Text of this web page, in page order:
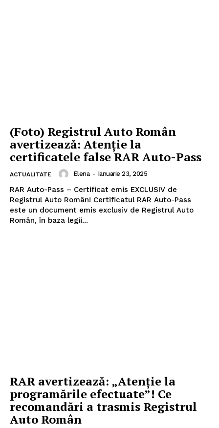
(Foto) Registrul Auto Român
avertizează: Atenție la
certificatele false RAR Auto-Pass
ACTUALITATE Elena - Ianuarie 23, 2025
RAR Auto-Pass – Certificat emis EXCLUSIV de
Registrul Auto Român! Certificatul RAR Auto-Pass
este un document emis exclusiv de Registrul Auto
Român, în baza legii...
RAR avertizează: „Atenție la
programările efectuate”! Ce
recomandări a trasmis Registrul
Auto Român